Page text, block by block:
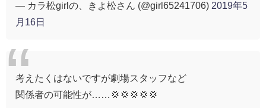
— カラ松girlの、きよ松さん (@girl65241706) 2019年5
月16日
考えたくはないですが劇場スタッフなど
関係者の可能性が……💢💢💢💢💢